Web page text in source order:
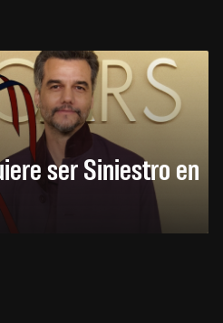
ser Siniestro en